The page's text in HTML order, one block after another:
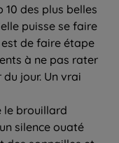
10 des plus belles
puisse se faire
de faire étape
à ne pas rater
jour. Un vrai
le brouillard
silence ouaté